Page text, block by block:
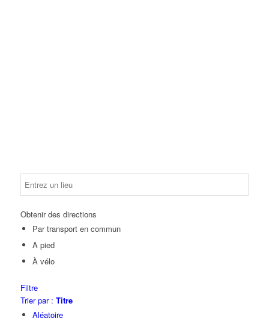
Obtenir des directions
Par transport en commun
A pied
À vélo
Filtre
Trier par : Titre
Aléatoire